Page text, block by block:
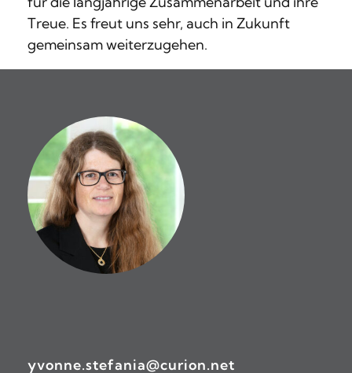
Treue. Es freut uns sehr, auch in Zukunft
gemeinsam weiterzugehen.
yvonne.stefania@curion.net